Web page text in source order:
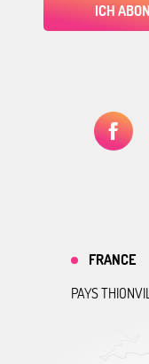
ICH
FRANCE
PAYS